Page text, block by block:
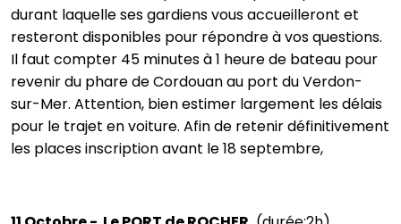
durant laquelle ses gardiens vous accueilleront et
resteront disponibles pour répondre à vos questions.
Il faut compter 45 minutes à 1 heure de bateau pour
revenir du phare de Cordouan au port du Verdon-
sur-Mer. Attention, bien estimer largement les délais
pour le trajet en voiture. Afin de retenir définitivement
les places inscription avant le 18 septembre,